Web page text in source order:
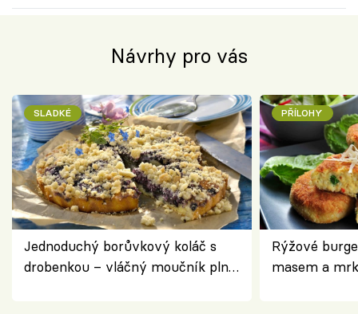
Návrhy pro vás
SLADKÉ
Jednoduchý borůvkový koláč s
drobenkou – vláčný moučník plný
PŘÍLOHY
Rýžové
masem a